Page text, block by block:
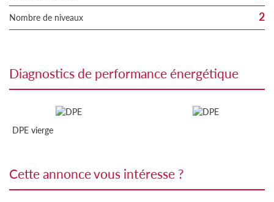
Nombre de niveaux 2
diagnostics de performance énergétique
DPE vierge
cette annonce vous intéresse ?